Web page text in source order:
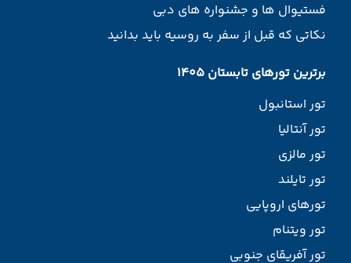
فستیوال ها و جشنواره های دبی
نکاتی که قبل از سفر به روسیه باید بدانید
برترین تورهای تابستان 1405
تور استانبول
تور آنتالیا
تور مالزی
تور تایلند
تورهای اروپایی
تور ویتنام
تور آفریقای جنوبی